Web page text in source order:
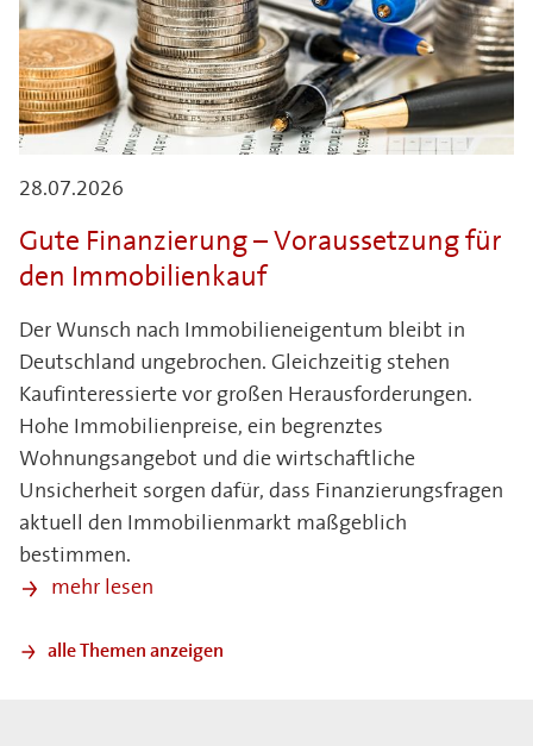
28.07.2026
Gute Finanzierung – Voraussetzung für
den Immobilienkauf
Der Wunsch nach Immobilieneigentum bleibt in
Deutschland ungebrochen. Gleichzeitig stehen
Kaufinteressierte vor großen Herausforderungen.
Hohe Immobilienpreise, ein begrenztes
Wohnungsangebot und die wirtschaftliche
Unsicherheit sorgen dafür, dass Finanzierungsfragen
aktuell den Immobilienmarkt maßgeblich
bestimmen.
mehr lesen
alle Themen anzeigen